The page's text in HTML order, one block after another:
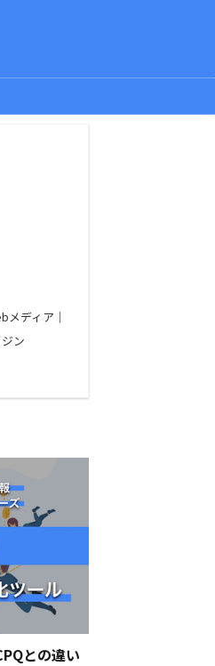
メディア｜
ン
との違い